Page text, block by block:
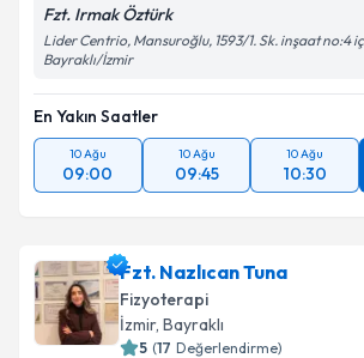
Fzt. Irmak Öztürk
Lider Centrio, Mansuroğlu, 1593/1. Sk. inşaat no:4 iç
Bayraklı/İzmir
En Yakın Saatler
10 Ağu
09:00
10 Ağu
09:45
10 Ağu
10:30
Fzt. Nazlıcan Tuna
Fizyoterapi
İzmir, Bayraklı
5 (17 Değerlendirme)